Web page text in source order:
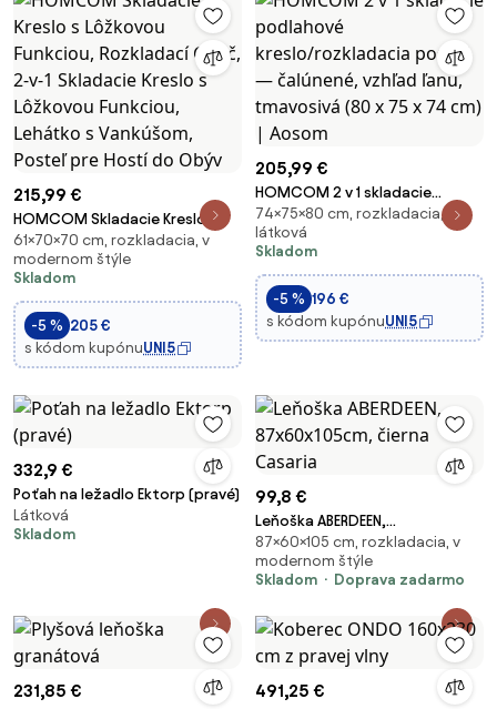
215,99 €
HOMCOM Skladacie Kreslo s
Lôžkovou Funkciou, Rozkladací
Gauč, 2-v-1 Skladacie Kreslo s
Lôžkovou Funkciou, Lehátko s
Vankúšom, Posteľ pre Hostí do
Obýv
61×70×70 cm, rozkladacia, v
modernom štýle
Skladom
-5 % 205 €
s kódom kupónuUNI5
205,99 €
HOMCOM 2 v 1 skladacie
podlahové kreslo/rozkladacia
posteľ — čalúnené, vzhľad
ľanu, tmavosivá (80 x 75 x 74
cm) | Aosom
74×75×80 cm, rozkladacia,
látková
Skladom
-5 % 196 €
s kódom kupónuUNI5
332,9 €
Poťah na ležadlo Ektorp (pravé)
Látková
Skladom
99,8 €
Leňoška ABERDEEN,
87x60x105cm, čierna Casaria
87×60×105 cm, rozkladacia, v
modernom štýle
Skladom
Doprava zadarmo
231,85 € 491,25 €